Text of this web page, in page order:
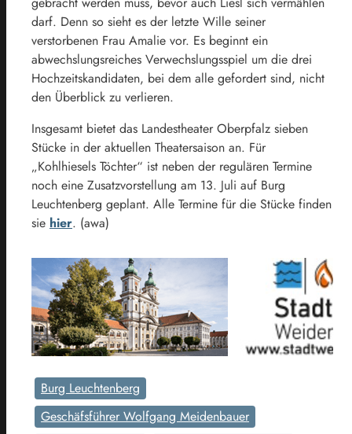
darf. Denn so sieht es der letzte Wille seiner
verstorbenen Frau Amalie vor. Es beginnt ein
abwechslungsreiches Verwechslungsspiel um die drei
Hochzeitskandidaten, bei dem alle gefordert sind, nicht
den Überblick zu verlieren.
Insgesamt bietet das Landestheater Oberpfalz sieben
Stücke in der aktuellen Theatersaison an. Für
„Kohlhiesels Töchter“ ist neben der regulären Termine
noch eine Zusatzvorstellung am 13. Juli auf Burg
Leuchtenberg geplant. Alle Termine für die Stücke finden
sie hier. (awa)
Burg Leuchtenberg
Geschäfsführer Wolfgang Meidenbauer